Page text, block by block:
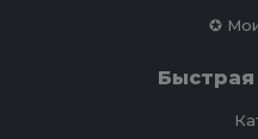
✪
Быстрая